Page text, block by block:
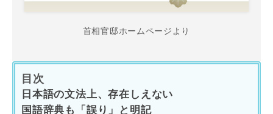
首相官邸ホームページより
目次
日本語の文法上、存在しえない
国語辞典も「誤り」と明記